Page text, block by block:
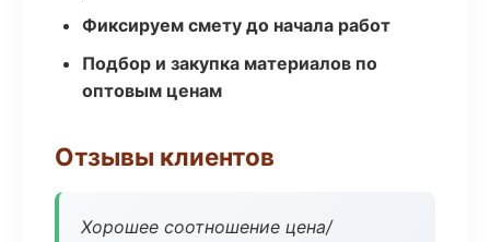
Фиксируем смету до начала работ
Подбор и закупка материалов по
оптовым ценам
Отзывы клиентов
Хорошее соотношение цена/